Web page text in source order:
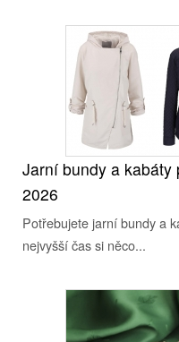
Jarní bundy a kabáty
2026
Potřebujete jarní bundy a
nejvyšší čas si něco...